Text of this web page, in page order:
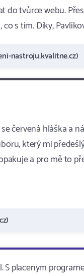
do tvůrce webu.
s tím. Díky,
nastroju.kvalitne.cz)
červená hláška a
který mi
a pro mě to
placenym